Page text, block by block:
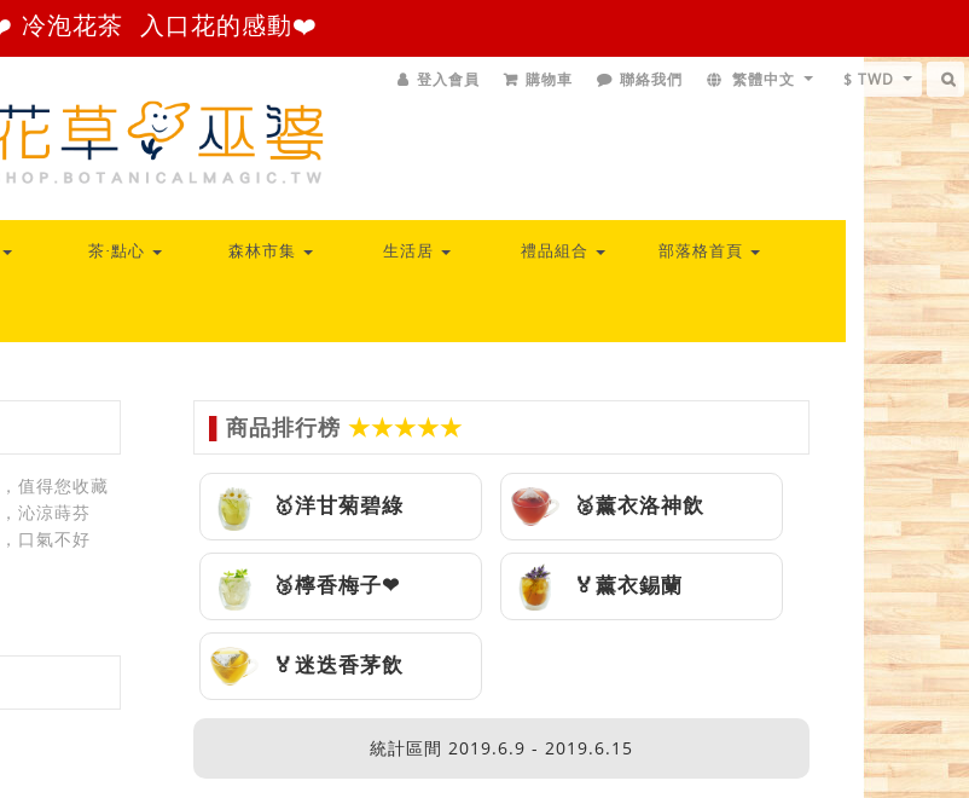
登入會員 購物車 聯絡我們 繁體中文 $ TWD
茶‧點心 森林市集 生活居 禮品組合 部落格首頁
值得您收藏
沁涼蒔芬
口氣不好
商品排行榜 ★★★★★
🥇洋甘菊碧綠 🥈薰衣洛神飲
🥉檸香梅子❤ 🏅薰衣錫蘭
🏅迷迭香茅飲
統計區間 2019.6.9 - 2019.6.15
冷泡花茶 入口花的感動❤️